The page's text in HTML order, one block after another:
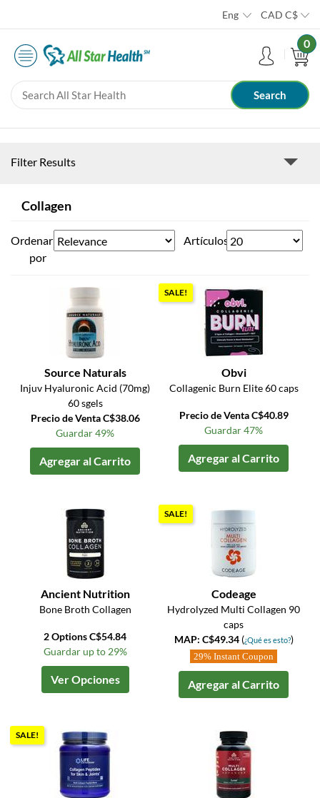
Eng CAD C$
0
Filter Results
Collagen
Ordenar
por
Artículos
Source Naturals
Injuv Hyaluronic Acid (70mg)
60 sgels
Precio de Venta C$38.06
Guardar 49%
Agregar al Carrito
SALE!
Obvi
Collagenic Burn Elite 60 caps
Precio de Venta C$40.89
Guardar 47%
Agregar al Carrito
Ancient Nutrition
Bone Broth Collagen
2 Options C$54.84
Guardar up to 29%
Ver Opciones
SALE!
Codeage
Hydrolyzed Multi Collagen 90
caps
MAP: C$49.34 (¿Qué es esto?)
29% Instant Coupon
Agregar al Carrito
SALE!